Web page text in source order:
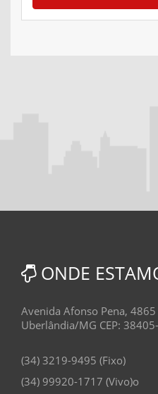
ONDE
Avenida Afonso Pena,
Uberlândia/MG CEP:
(34) 3219-9495 (Fixo)
(34) 99920-1717 (Vivo)o